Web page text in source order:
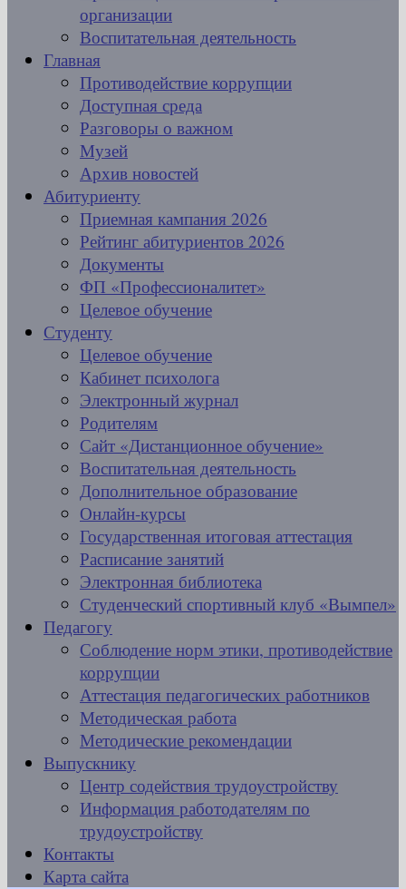
организации
Воспитательная деятельность
Главная
Противодействие коррупции
Доступная среда
Разговоры о важном
Музей
Архив новостей
Абитуриенту
Приемная кампания 2026
Рейтинг абитуриентов 2026
Документы
ФП «Профессионалитет»
Целевое обучение
Студенту
Целевое обучение
Кабинет психолога
Электронный журнал
Родителям
Сайт «Дистанционное обучение»
Воспитательная деятельность
Дополнительное образование
Онлайн-курсы
Государственная итоговая аттестация
Расписание занятий
Электронная библиотека
Студенческий спортивный клуб «Вымпел»
Педагогу
Соблюдение норм этики, противодействие
коррупции
Аттестация педагогических работников
Методическая работа
Методические рекомендации
Выпускнику
Центр содействия трудоустройству
Информация работодателям по
трудоустройству
Контакты
Карта сайта